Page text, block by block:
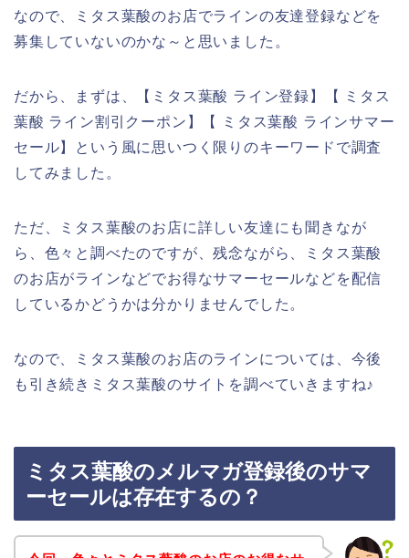
なので、ミタス葉酸のお店でラインの友達登録などを
募集していないのかな～と思いました。
だから、まずは、【ミタス葉酸 ライン登録】【 ミタス
葉酸 ライン割引クーポン】【 ミタス葉酸 ラインサマー
セール】という風に思いつく限りのキーワードで調査
してみました。
ただ、ミタス葉酸のお店に詳しい友達にも聞きなが
ら、色々と調べたのですが、残念ながら、ミタス葉酸
のお店がラインなどでお得なサマーセールなどを配信
しているかどうかは分かりませんでした。
なので、ミタス葉酸のお店のラインについては、今後
も引き続きミタス葉酸のサイトを調べていきますね♪
ミタス葉酸のメルマガ登録後のサマ
ーセールは存在するの？